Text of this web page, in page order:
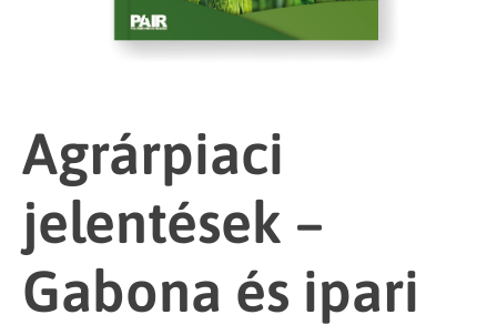
Agrárpiaci
jelentések –
Gabona és ipari